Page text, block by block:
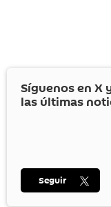
Síguenos en X
las últimas
Seguir